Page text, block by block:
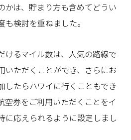
かは、貯まり方も含めてどうい
検討を重ねました。
けるマイル数は、人気の路線で
いただくことができ、さらにお
したらハワイに行くこともでき
空券をご利用いただくことをイ
に応えられるように設定しまし